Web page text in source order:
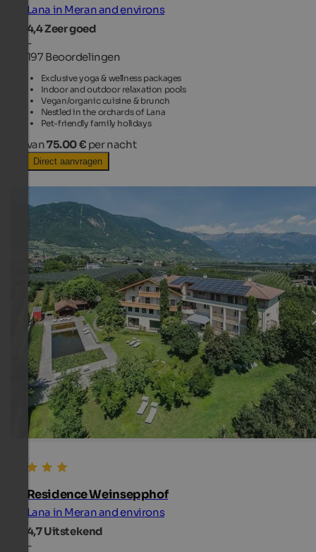
Lana in Meran and environs
4,4Zeer goed
-
197 Beoordelingen
Exclusive yoga & wellness packages
Indoor and outdoor relaxation pools
Vegan/organic cuisine & brunch
Nestled in the orchards of Lana
Pet-friendly family holidays
van75.00 € per nacht
Direct aanvragen
Residence Weinsepphof
Lana in Meran and environs
4,7Uitstekend
-